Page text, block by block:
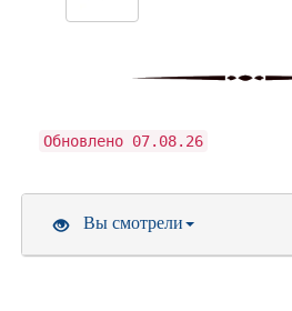
Обновлено 07.08.26
Вы смотрели